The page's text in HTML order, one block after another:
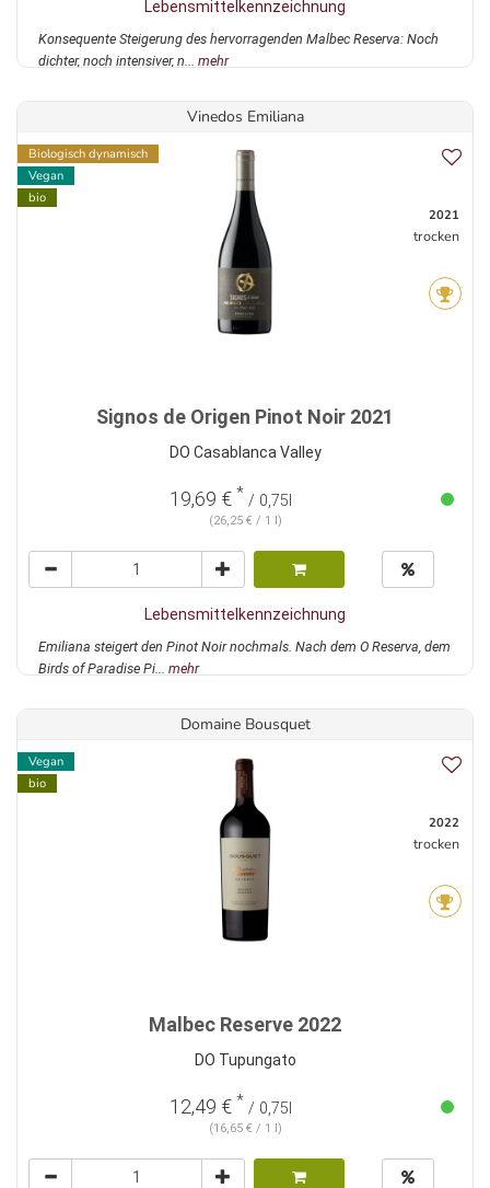
Lebensmittelkennzeichnung
Konsequente Steigerung des hervorragenden Malbec Reserva: Noch
dichter, noch intensiver, n... mehr
Vinedos Emiliana
Biologisch dynamisch
Vegan
bio
2021
trocken
Signos de Origen Pinot Noir 2021
DO Casablanca Valley
19,69 € * / 0,75l
(26,25 € / 1 l)
Lebensmittelkennzeichnung
Emiliana steigert den Pinot Noir nochmals. Nach dem O Reserva, dem
Birds of Paradise Pi... mehr
Domaine Bousquet
Vegan
bio
2022
trocken
Malbec Reserve 2022
DO Tupungato
12,49 € * / 0,75l
(16,65 € / 1 l)